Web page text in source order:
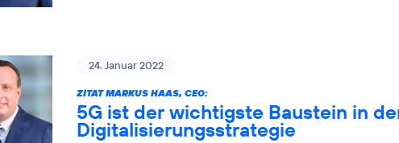
24. Januar 2022
ZITAT MARKUS HAAS, CEO:
5G ist der wichtigste Baustein in
Digitalisierungsstrategie